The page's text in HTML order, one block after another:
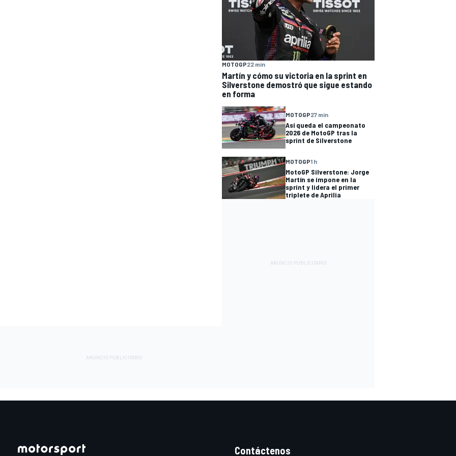
MOTOGP22 min
Martín y cómo su victoria en la sprint en
Silverstone demostró que sigue estando
en forma
MOTOGP27 min
Así queda el campeonato
2026 de MotoGP tras la
sprint de Silverstone
MOTOGP1 h
MotoGP Silverstone: Jorge
Martín se impone en la
sprint y lidera el primer
triplete de Aprilia
Contáctenos